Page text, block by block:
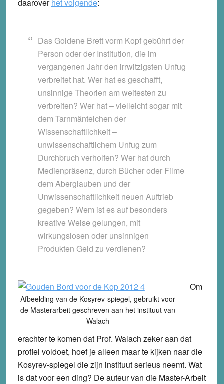
daarover het volgende:
Das Goldene Brett vorm Kopf gebührt der
Person oder der Institution, die im
vergangenen Jahr den irrwitzigsten Unfug
verbreitet hat. Wer hat es geschafft,
unsinnige Theorien am weitesten zu
verbreiten? Wer hat – vielleicht sogar mit
dem Tarnmäntelchen der
Wissenschaftlichkeit –
unwissenschaftlichem Unfug zum
Durchbruch verholfen? Wer hat durch
Medienpräsenz, durch Bücher oder Filme
dem Aberglauben und der
Unwissenschaftlichkeit neuen Auftrieb
gegeben? Wem ist es auf besonders
kreative Weise gelungen, mit
wirkungslosen oder unsinnigen
Produkten Geld zu verdienen?
Afbeelding van de Kosyrev-spiegel, gebruikt voor
de Masterarbeit geschreven aan het instituut van
Walach
Om
erachter te komen dat Prof. Walach zeker aan dat
profiel voldoet, hoef je alleen maar te kijken naar die
Kosyrev-spiegel die zijn instituut serieus neemt. Wat
is dat voor een ding? De auteur van die Master-Arbeit